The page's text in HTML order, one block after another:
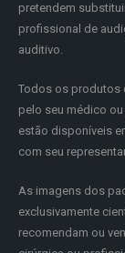
pretendem
profissional de
auditivo.
Todos os produtos
pelo seu médico
estão disponíveis
com seu
As imagens dos
exclusivamente
recomendam ou